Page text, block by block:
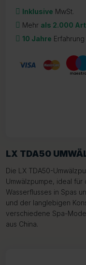
LX TDA50
Die LX TDA50-
Umwälzpumpe, ideal
Wasserflusses in Spas
und der langlebigen
verschiedene Spa-
aus China.
Inklusive MwSt.
Mehr als 2.000
10 Jahre Erfahrung